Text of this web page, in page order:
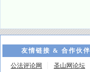
友情链接 & 合作伙伴
公法评论网 圣山网论坛